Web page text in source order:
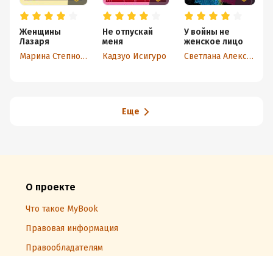
Женщины
Лазаря
Марина Степнова
Не отпускай
меня
Кадзуо Исигуро
У войны не
женское лицо
Светлана Алексиевич
Еще
О проекте
Что такое MyBook
Правовая информация
Правообладателям